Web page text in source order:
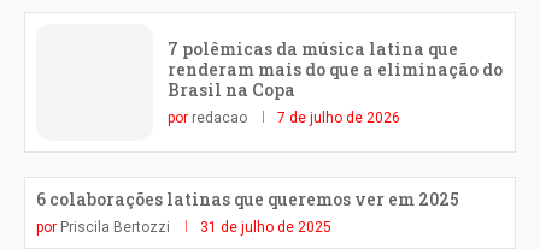
7 polêmicas da música latina que
renderam mais do que a eliminação do
Brasil na Copa
por redacao 7 de julho de 2026
6 colaborações latinas que queremos ver em 2025
por Priscila Bertozzi 31 de julho de 2025